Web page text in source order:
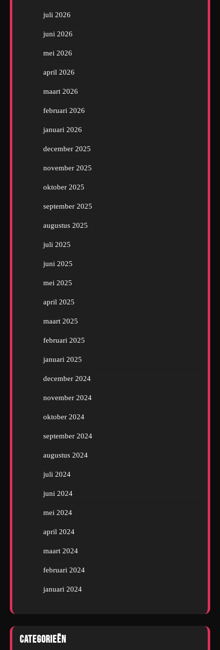
juli 2026
juni 2026
mei 2026
april 2026
maart 2026
februari 2026
januari 2026
december 2025
november 2025
oktober 2025
september 2025
augustus 2025
juli 2025
juni 2025
mei 2025
april 2025
maart 2025
februari 2025
januari 2025
december 2024
november 2024
oktober 2024
september 2024
augustus 2024
juli 2024
juni 2024
mei 2024
april 2024
maart 2024
februari 2024
januari 2024
Categorieën